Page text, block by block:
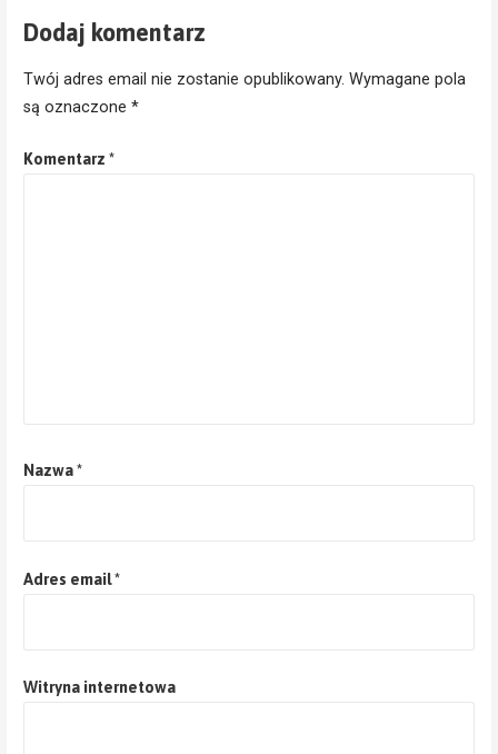
Dodaj komentarz
Twój adres email nie zostanie opublikowany. Wymagane pola
są oznaczone *
Komentarz *
Nazwa*
Adres email*
Witryna internetowa